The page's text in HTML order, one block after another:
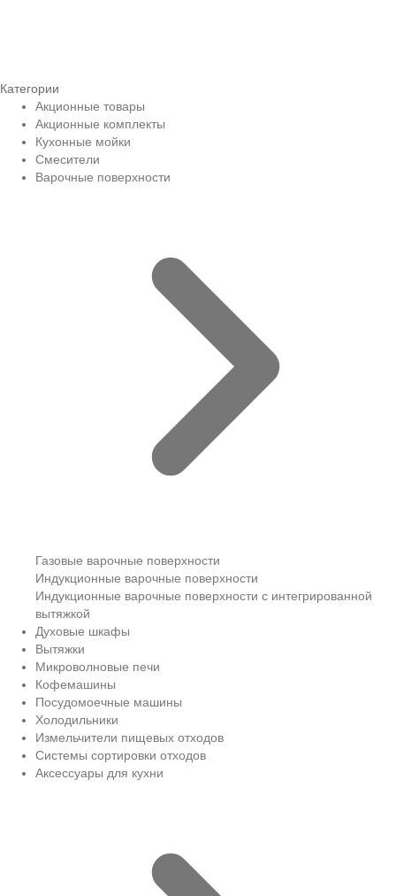
Категории
Акционные товары
Акционные комплекты
Кухонные мойки
Смесители
Варочные поверхности
Газовые варочные поверхности
Индукционные варочные поверхности
Индукционные варочные поверхности с интегрированной
вытяжкой
Духовые шкафы
Вытяжки
Микроволновые печи
Кофемашины
Посудомоечные машины
Холодильники
Измельчители пищевых отходов
Системы сортировки отходов
Аксессуары для кухни